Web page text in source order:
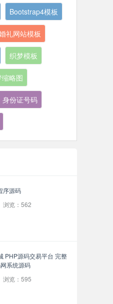
Bootstrap4模板
礼网站模板
织梦模板
略图
身份证号码
序源码
览：562
PHP源码交易平台 完整
系统源码
览：595